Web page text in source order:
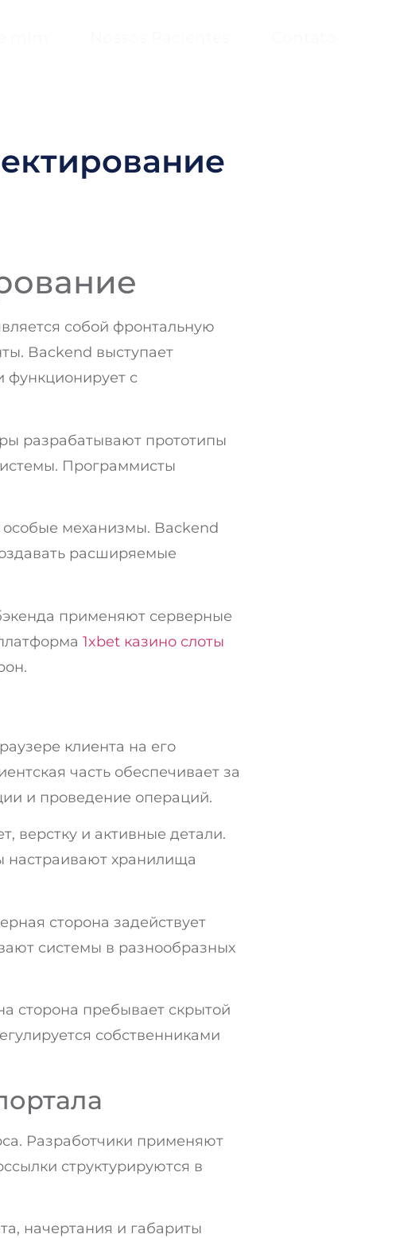
собой фронтальную
Backend выступает
функционирует с
разрабатывают прототипы
Программисты
механизмы. Backend
расширяемые
применяют серверные
1xbet казино слоты
клиента на его
часть обеспечивает за
и проведение операций.
верстку и активные детали.
настраивают хранилища
сторона задействует
системы в разнообразных
сторона пребывает скрытой
собственниками
Разработчики применяют
структурируются в
начертания и габариты